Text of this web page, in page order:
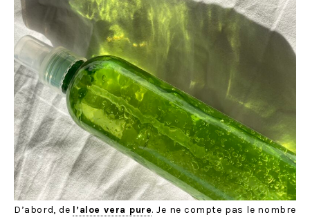
D’abord, de l’aloe vera pure. Je ne compte pas le nombre